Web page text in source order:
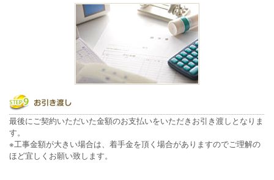
最後にご契約いただいた金額のお支払いをいただきお引き渡しとなりま
す。
※工事金額が大きい場合は、着手金を頂く場合がありますのでご理解の
ほど宜しくお願い致します。